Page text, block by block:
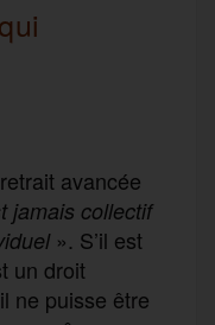
avancée
jamais collectif
». S’il est
un droit
ne puisse être